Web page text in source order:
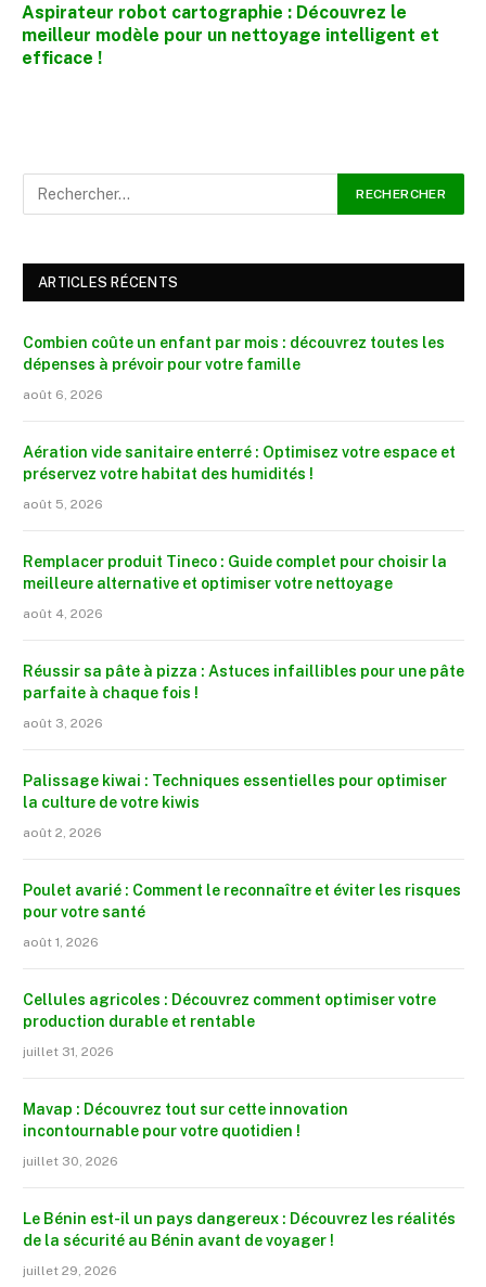
Aspirateur robot cartographie : Découvrez le
meilleur modèle pour un nettoyage intelligent et
efficace !
ARTICLES RÉCENTS
Combien coûte un enfant par mois : découvrez toutes les
dépenses à prévoir pour votre famille
août 6, 2026
Aération vide sanitaire enterré : Optimisez votre espace et
préservez votre habitat des humidités !
août 5, 2026
Remplacer produit Tineco : Guide complet pour choisir la
meilleure alternative et optimiser votre nettoyage
août 4, 2026
Réussir sa pâte à pizza : Astuces infaillibles pour une pâte
parfaite à chaque fois !
août 3, 2026
Palissage kiwai : Techniques essentielles pour optimiser
la culture de votre kiwis
août 2, 2026
Poulet avarié : Comment le reconnaître et éviter les risques
pour votre santé
août 1, 2026
Cellules agricoles : Découvrez comment optimiser votre
production durable et rentable
juillet 31, 2026
Mavap : Découvrez tout sur cette innovation
incontournable pour votre quotidien !
juillet 30, 2026
Le Bénin est-il un pays dangereux : Découvrez les réalités
de la sécurité au Bénin avant de voyager !
juillet 29, 2026